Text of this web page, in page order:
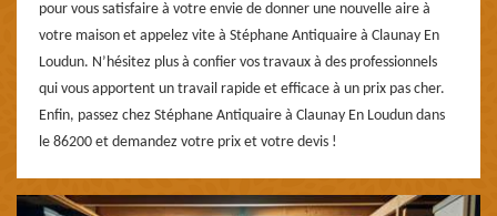
pour vous satisfaire à votre envie de donner une nouvelle aire à
votre maison et appelez vite à Stéphane Antiquaire à Claunay En
Loudun. N’hésitez plus à confier vos travaux à des professionnels
qui vous apportent un travail rapide et efficace à un prix pas cher.
Enfin, passez chez Stéphane Antiquaire à Claunay En Loudun dans
le 86200 et demandez votre prix et votre devis !